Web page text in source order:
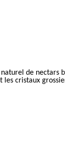
de nectars
cristaux